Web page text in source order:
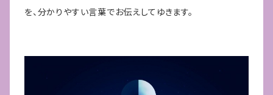
を、分かりやすい言葉でお伝えしてゆきます。